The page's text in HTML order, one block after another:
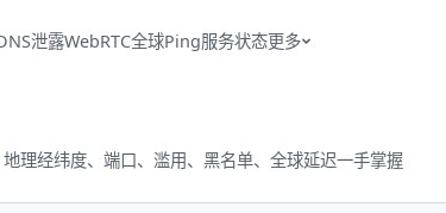
泄露WebRTC全球Ping服务状态更多
理经纬度、端口、滥用、黑名单、全球延迟一手掌握